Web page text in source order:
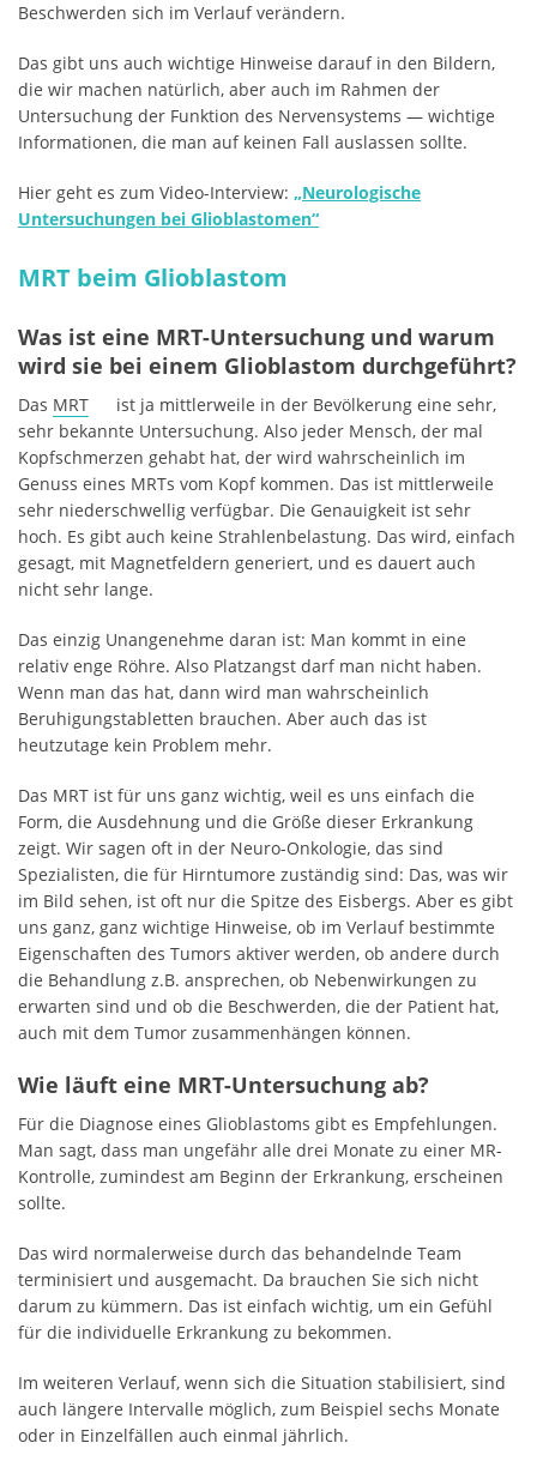
Beschwerden sich im Verlauf verändern.
Das gibt uns auch wichtige Hinweise darauf in den Bildern,
die wir machen natürlich, aber auch im Rahmen der
Untersuchung der Funktion des Nervensystems — wichtige
Informationen, die man auf keinen Fall auslassen sollte.
Hier geht es zum Video-Interview: „Neurologische
Untersuchungen bei Glioblastomen“
MRT beim Glioblastom
Was ist eine MRT-Untersuchung und warum
wird sie bei einem Glioblastom durchgeführt?
Das MRT
ist ja mittlerweile in der Bevölkerung eine sehr,
sehr bekannte Untersuchung. Also jeder Mensch, der mal
Kopfschmerzen gehabt hat, der wird wahrscheinlich im
Genuss eines MRTs vom Kopf kommen. Das ist mittlerweile
sehr niederschwellig verfügbar. Die Genauigkeit ist sehr
hoch. Es gibt auch keine Strahlenbelastung. Das wird, einfach
gesagt, mit Magnetfeldern generiert, und es dauert auch
nicht sehr lange.
Das einzig Unangenehme daran ist: Man kommt in eine
relativ enge Röhre. Also Platzangst darf man nicht haben.
Wenn man das hat, dann wird man wahrscheinlich
Beruhigungstabletten brauchen. Aber auch das ist
heutzutage kein Problem mehr.
Das MRT ist für uns ganz wichtig, weil es uns einfach die
Form, die Ausdehnung und die Größe dieser Erkrankung
zeigt. Wir sagen oft in der Neuro-Onkologie, das sind
Spezialisten, die für Hirntumore zuständig sind: Das, was wir
im Bild sehen, ist oft nur die Spitze des Eisbergs. Aber es gibt
uns ganz, ganz wichtige Hinweise, ob im Verlauf bestimmte
Eigenschaften des Tumors aktiver werden, ob andere durch
die Behandlung z.B. ansprechen, ob Nebenwirkungen zu
erwarten sind und ob die Beschwerden, die der Patient hat,
auch mit dem Tumor zusammenhängen können.
Wie läuft eine MRT-Untersuchung ab?
Für die Diagnose eines Glioblastoms gibt es Empfehlungen.
Man sagt, dass man ungefähr alle drei Monate zu einer MR-
Kontrolle, zumindest am Beginn der Erkrankung, erscheinen
sollte.
Das wird normalerweise durch das behandelnde Team
terminisiert und ausgemacht. Da brauchen Sie sich nicht
darum zu kümmern. Das ist einfach wichtig, um ein Gefühl
für die individuelle Erkrankung zu bekommen.
Im weiteren Verlauf, wenn sich die Situation stabilisiert, sind
auch längere Intervalle möglich, zum Beispiel sechs Monate
oder in Einzelfällen auch einmal jährlich.